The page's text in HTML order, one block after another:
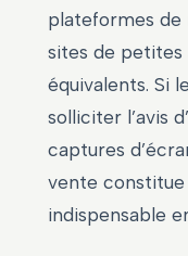
plateformes de
sites de petites
équivalents. Si
solliciter l’avis
captures
vente
indispensable